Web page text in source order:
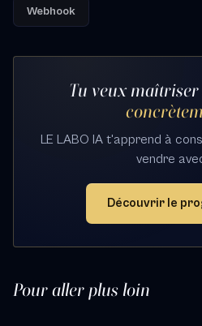
Webhook
Tu veux maîtriser
LE LABO IA t'apprend à
vendre
Découvrir le
Pour aller plus loin